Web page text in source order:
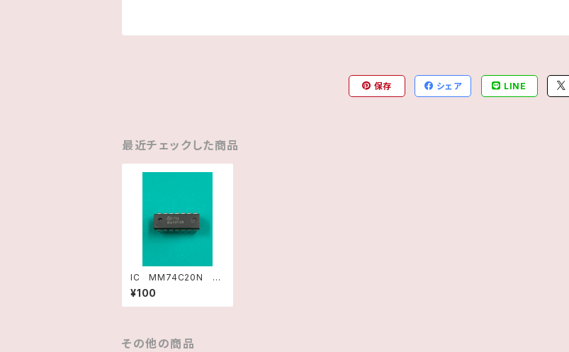
保存 シェア LINE
最近チェックした商品
IC MM74C20N N
ATIONAL SEMICON
DUCTOR
¥100
その他の商品